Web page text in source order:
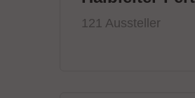
121 Aussteller